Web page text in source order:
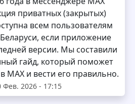
приватных (закрытых)
всем пользователям
если приложение
версии. Мы составили
гайд, который поможет
MAX и вести его правильно.
Фев. 2026 - 17:15